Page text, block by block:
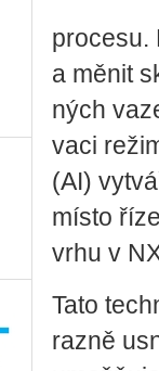
pro­ce­su.
a měnit
ných
va­ci
(AI)
místo
vr­hu v
Tato
raz­ně